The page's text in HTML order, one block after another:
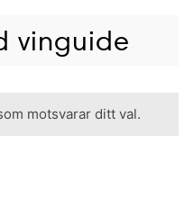
vinguide
motsvarar ditt val.